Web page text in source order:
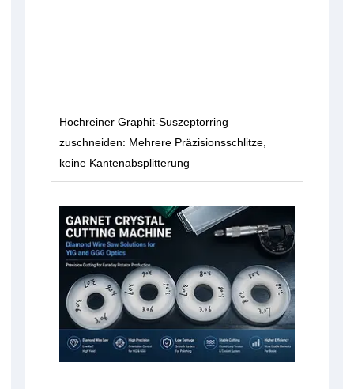
Hochreiner Graphit-Suszeptorring
zuschneiden: Mehrere Präzisionsschlitze,
keine Kantenabsplitterung